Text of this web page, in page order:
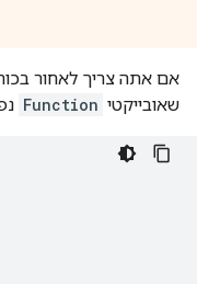
אם אתה צריך לאחור
שאובייקטי Function